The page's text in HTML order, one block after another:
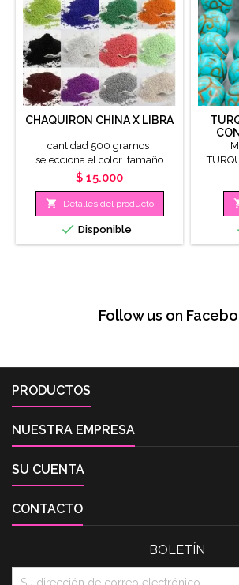
CHAQUIRON CHINA X LIBRA
cantidad 500 gramos
selecciona el color tamaño
numero 6 3.6mm
aproximadamente
Precio
$ 15.000
 Detalles del producto
 Disponible
DIJE
12
Follow us on
PRODUCTOS
NUESTRA EMPRESA
SU CUENTA
CONTACTO
BOLETÍN